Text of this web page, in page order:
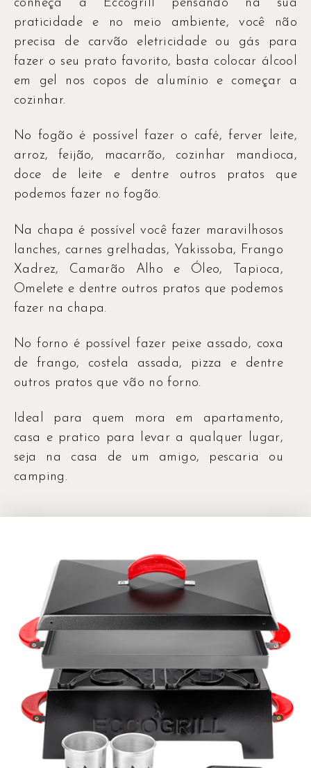
conheça a Eccogrill pensando na sua
praticidade e no meio ambiente, você não
precisa de carvão eletricidade ou gás para
fazer o seu prato favorito, basta colocar álcool
em gel nos copos de alumínio e começar a
cozinhar.
No fogão é possível fazer o café, ferver leite,
arroz, feijão, macarrão, cozinhar mandioca,
doce de leite e dentre outros pratos que
podemos fazer no fogão.
Na chapa é possível você fazer maravilhosos
lanches, carnes grelhadas, Yakissoba, Frango
Xadrez, Camarão Alho e Óleo, Tapioca,
Omelete e dentre outros pratos que podemos
fazer na chapa.
No forno é possível fazer peixe assado, coxa
de frango, costela assada, pizza e dentre
outros pratos que vão no forno.
Ideal para quem mora em apartamento,
casa e pratico para levar a qualquer lugar,
seja na casa de um amigo, pescaria ou
camping.